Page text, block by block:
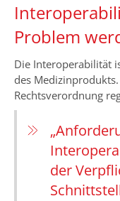
Problem
Die Interoperabilität
des
Rechtsverordnung
der